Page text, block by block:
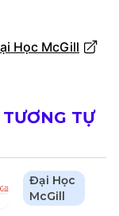
Học McGill
TỰ
Đại Học
McGill